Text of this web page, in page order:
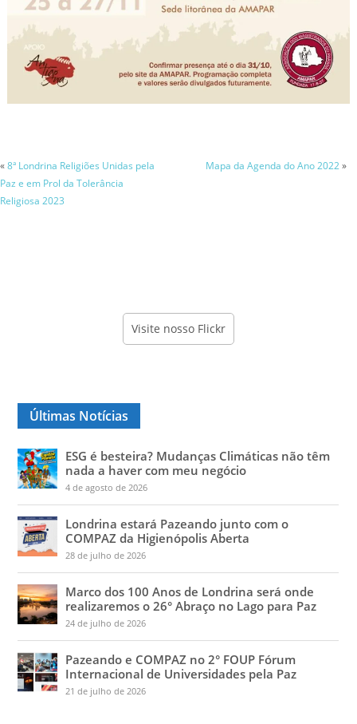
«8ª Londrina Religiões Unidas pela
Paz e em Prol da Tolerância
Religiosa 2023
Mapa da Agenda do Ano 2022»
Visite nosso Flickr
Últimas Notícias
ESG é besteira? Mudanças Climáticas não têm
nada a haver com meu negócio
4 de agosto de 2026
Londrina estará Pazeando junto com o
COMPAZ da Higienópolis Aberta
28 de julho de 2026
Marco dos 100 Anos de Londrina será onde
realizaremos o 26° Abraço no Lago para Paz
24 de julho de 2026
Pazeando e COMPAZ no 2° FOUP Fórum
Internacional de Universidades pela Paz
21 de julho de 2026